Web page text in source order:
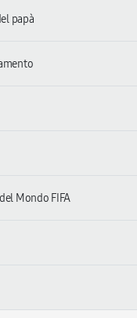
papà
Mondo FIFA